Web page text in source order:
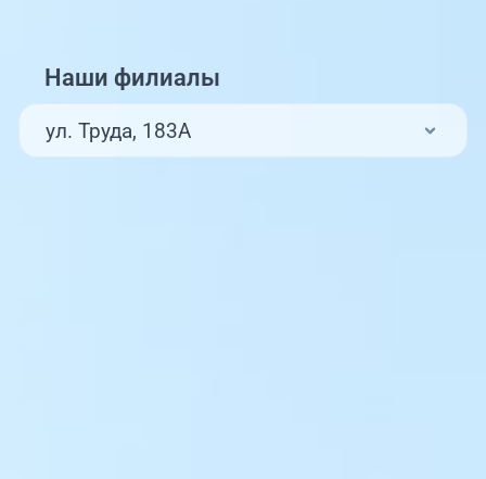
Наши филиалы
ул. Труда, 183А